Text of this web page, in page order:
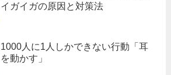
イガイガの原因と対策法
1000人に1人しかできない行動「耳
を動かす」